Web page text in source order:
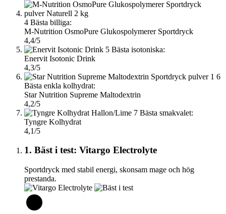
4 Bästa billiga:
M-Nutrition OsmoPure Glukospolymerer Sportdryck
4,4/5
5 Bästa isotoniska:
Enervit Isotonic Drink
4,3/5
6
Bästa enkla kolhydrat:
Star Nutrition Supreme Maltodextrin
4,2/5
7 Bästa smakvalet:
Tyngre Kolhydrat
4,1/5
1. Bäst i test: Vitargo Electrolyte
Sportdryck med stabil energi, skonsam mage och hög
prestanda.